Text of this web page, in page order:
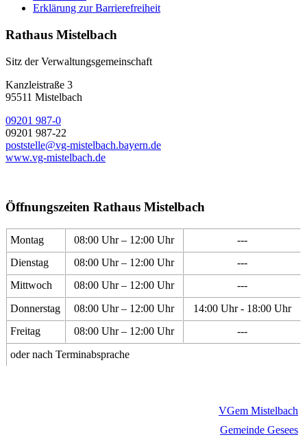
Erklärung zur Barrierefreiheit
Rathaus Mistelbach
Sitz der Verwaltungsgemeinschaft
Kanzleistraße 3
95511 Mistelbach
09201 987-0
09201 987-22
poststelle@vg-mistelbach.bayern.de
www.vg-mistelbach.de
Öffnungszeiten Rathaus Mistelbach
Montag 08:00 Uhr – 12:00 Uhr
---
Dienstag
08:00 Uhr – 12:00 Uhr
---
Mittwoch
08:00 Uhr – 12:00 Uhr
---
Donnerstag
08:00 Uhr – 12:00 Uhr
14:00 Uhr - 18:00 Uhr
Freitag
08:00 Uhr – 12:00 Uhr
---
oder nach Terminabsprache
VGem Mistelbach
Gemeinde Gesees